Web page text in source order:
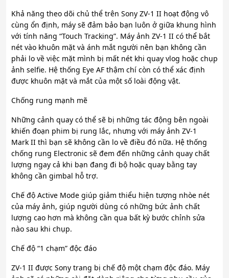
Khả năng theo dõi chủ thể trên Sony ZV-1 II hoạt động vô
cùng ổn định, máy sẽ đảm bảo bạn luôn ở giữa khung hình
với tính năng “Touch Tracking”. Máy ảnh ZV-1 II có thể bắt
nét vào khuôn mặt và ánh mắt người nên bạn không cần
phải lo về việc mặt mình bị mất nét khi quay vlog hoặc chụp
ảnh selfie. Hệ thống Eye AF thậm chí còn có thể xác định
được khuôn mặt và mắt của một số loài động vật.
Chống rung mạnh mẽ
Những cảnh quay có thể sẽ bị những tác động bên ngoài
khiến đoạn phim bị rung lắc, nhưng với máy ảnh ZV-1
Mark II thì bạn sẽ không cần lo về điều đó nữa. Hệ thống
chống rung Electronic sẽ đem đến những cảnh quay chất
lượng ngay cả khi bạn đang đi bộ hoặc quay bằng tay
không cần gimbal hỗ trợ.
Chế độ Active Mode giúp giảm thiểu hiện tượng nhòe nét
của máy ảnh, giúp người dùng có những bức ảnh chất
lượng cao hơn mà không cần qua bất kỳ bước chỉnh sửa
nào sau khi chụp.
Chế độ “1 chạm” độc đáo
ZV-1 II được Sony trang bị chế độ một chạm độc đáo. Máy